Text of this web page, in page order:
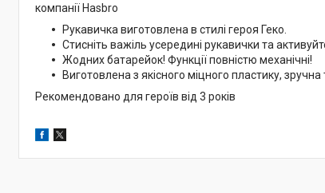
компанії Hasbro
Рукавичка виготовлена в стилі героя Геко.
Стисніть важіль усередині рукавички та
Жодних батарейок! Функції повністю механічні!
Виготовлена з якісного міцного пластику,
Рекомендовано для героїв від 3 років